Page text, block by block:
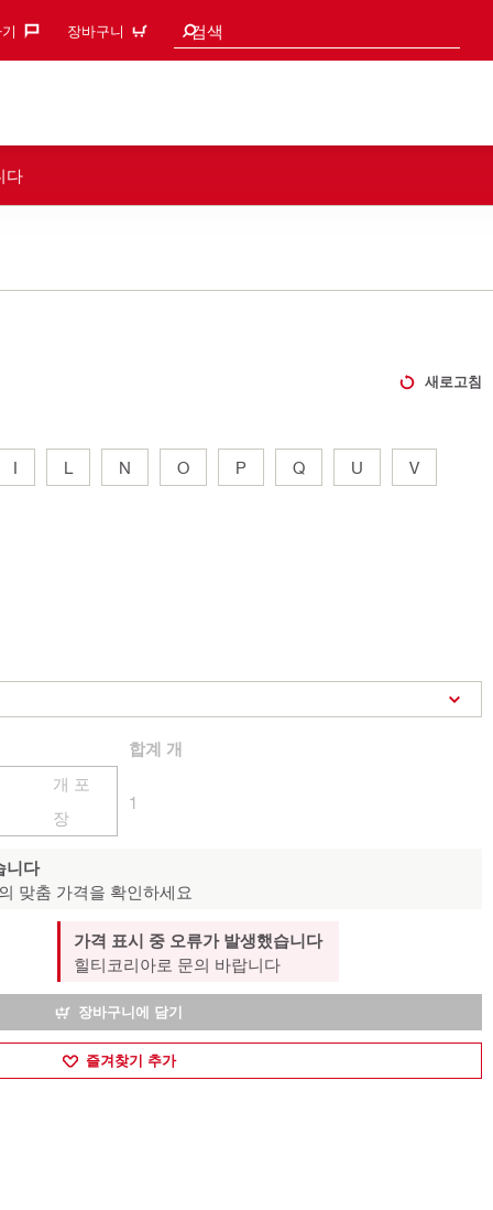
장바구니 검색
검색 추천
다
새로고침
I L N O P Q U V
개 포
장
합계 개
1
니다
맞춤 가격을 확인하세요
가격 표시 중 오류가 발생했습니다
힐티코리아로 문의 바랍니다
장바구니에 담기
즐겨찾기 추가